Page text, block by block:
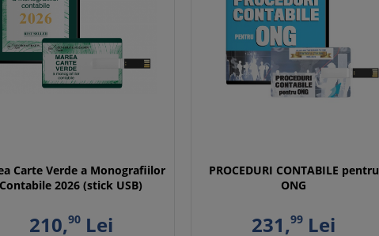
Carte Verde a Monografiilor
Contabile 2026 (stick USB)
210,90Lei
PROCEDURI CONTABILE pentru
ONG
231,99 Lei